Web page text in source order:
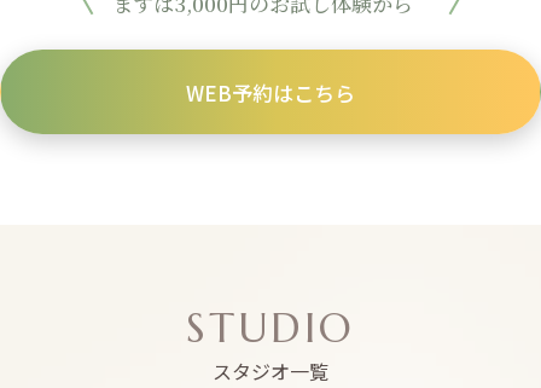
WEB予約はこちら
STUDIO
スタジオ一覧